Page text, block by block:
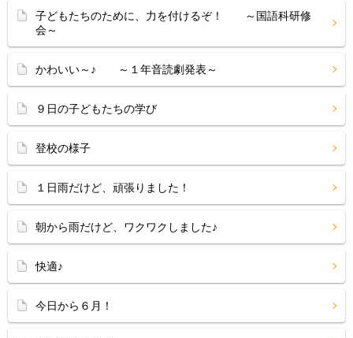
子どもたちのために、力を付けるぞ！ ～国語科研修
会～
かわいい～♪ ～１年音読劇発表～
９日の子どもたちの学び
登校の様子
１日雨だけど、頑張りました！
朝から雨だけど、ワクワクしました♪
快適♪
今日から６月！